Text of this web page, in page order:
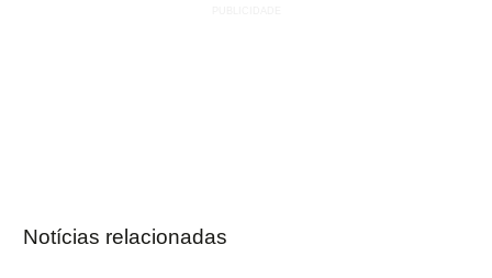
Notícias relacionadas